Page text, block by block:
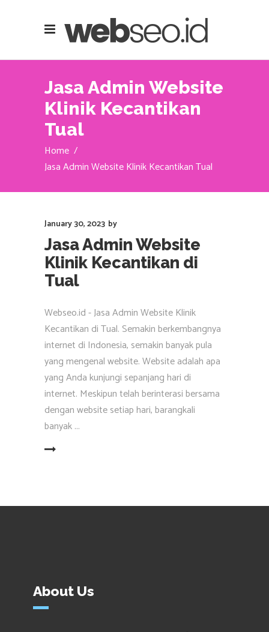
Jasa Admin Website
Klinik Kecantikan
Tual
Home /
Jasa Admin Website Klinik Kecantikan Tual
January 30, 2023 by
Jasa Admin Website
Klinik Kecantikan di
Tual
Webseo.id - Jasa Admin Website Klinik
Kecantikan di Tual. Semakin berkembangnya
internet di Indonesia, semakin banyak pula
yang mengenal website. Website adalah apa
yang Anda kunjungi sepanjang hari di
internet. Meskipun telah berinterasi bersama
dengan website setiap hari, barangkali
banyak
About Us